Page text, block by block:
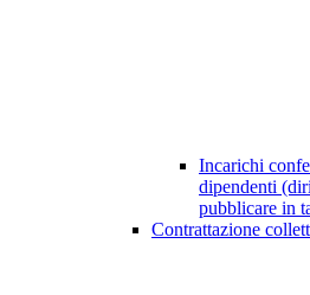
Incarichi
dipendenti
pubblicare in
Contrattazione